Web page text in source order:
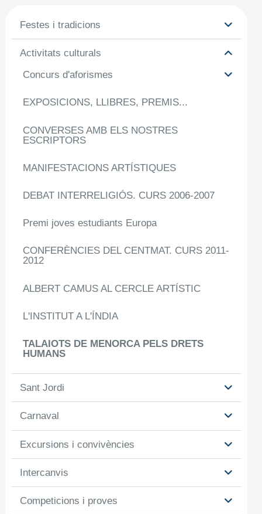
Festes i tradicions
Activitats culturals
Concurs d'aforismes
EXPOSICIONS, LLIBRES, PREMIS...
CONVERSES AMB ELS NOSTRES
ESCRIPTORS
MANIFESTACIONS ARTÍSTIQUES
DEBAT INTERRELIGIÓS. CURS 2006-2007
Premi joves estudiants Europa
CONFERÈNCIES DEL CENTMAT. CURS 2011-
2012
ALBERT CAMUS AL CERCLE ARTÍSTIC
L'INSTITUT A L'ÍNDIA
TALAIOTS DE MENORCA PELS DRETS
HUMANS
Sant Jordi
Carnaval
Excursions i convivències
Intercanvis
Competicions i proves